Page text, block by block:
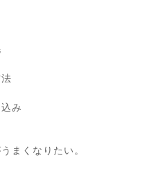
み
まくなりたい。